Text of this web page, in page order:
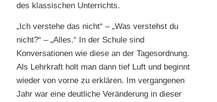
des klassischen Unterrichts.
„Ich verstehe das nicht“ – „Was verstehst du
nicht?“ – „Alles.“ In der Schule sind
Konversationen wie diese an der Tagesordnung.
Als Lehrkraft holt man dann tief Luft und beginnt
wieder von vorne zu erklären. Im vergangenen
Jahr war eine deutliche Veränderung in dieser